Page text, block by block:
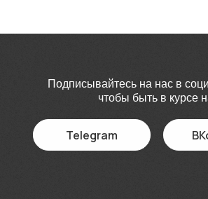
Подписывайтесь на нас в
чтобы быть в курсе
Telegram